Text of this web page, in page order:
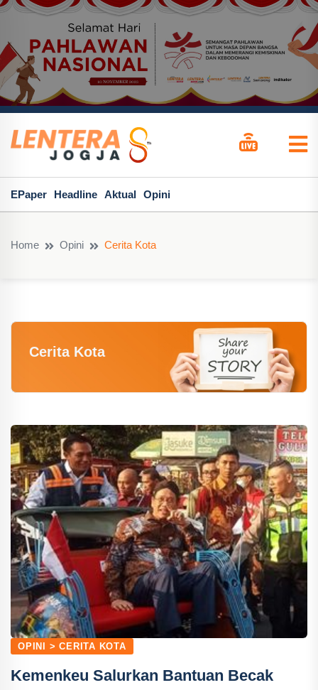
EPaper Headline Aktual Opini
Home Opini Cerita Kota
Cerita Kota
OPINI > CERITA KOTA
Kemenkeu Salurkan Bantuan Becak